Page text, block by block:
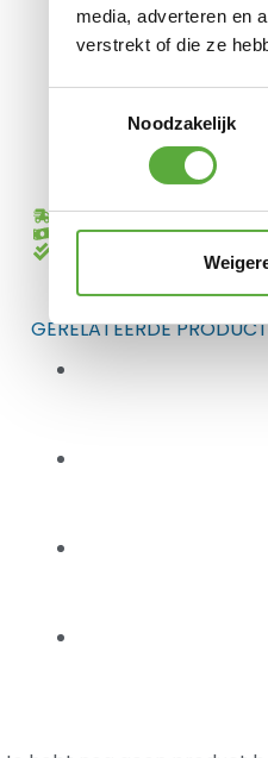
media, adverteren en
verstrekt of die ze
Noodzakelijk
Gratis verzending vanaf
Achteraf betalen mogelijk
GERELATEERDE